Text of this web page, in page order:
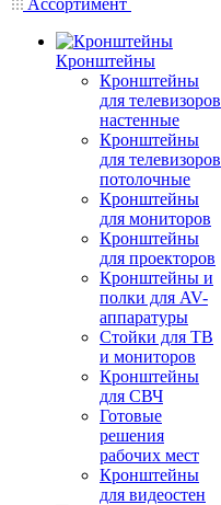
Ассортимент
Кронштейны
Кронштейны
для телевизоров
настенные
Кронштейны
для телевизоров
потолочные
Кронштейны
для мониторов
Кронштейны
для проекторов
Кронштейны и
полки для AV-
аппаратуры
Стойки для ТВ
и мониторов
Кронштейны
для СВЧ
Готовые
решения
рабочих мест
Кронштейны
для видеостен